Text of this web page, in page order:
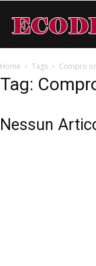
Home Tags Compro
Tag:
Nessun